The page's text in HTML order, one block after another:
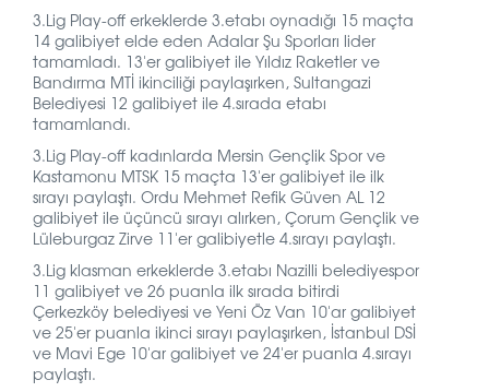
3.Lig Play-off erkeklerde 3.etabı oynadığı 15 maçta
14 galibiyet elde eden Adalar Şu Sporları lider
tamamladı. 13'er galibiyet ile Yıldız Raketler ve
Bandırma MTİ ikinciliği paylaşırken, Sultangazi
Belediyesi 12 galibiyet ile 4.sırada etabı
tamamlandı.
3.Lig Play-off kadınlarda Mersin Gençlik Spor ve
Kastamonu MTSK 15 maçta 13'er galibiyet ile ilk
sırayı paylaştı. Ordu Mehmet Refik Güven AL 12
galibiyet ile üçüncü sırayı alırken, Çorum Gençlik ve
Lüleburgaz Zirve 11'er galibiyetle 4.sırayı paylaştı.
3.Lig klasman erkeklerde 3.etabı Nazilli belediyespor
11 galibiyet ve 26 puanla ilk sırada bitirdi
Çerkezköy belediyesi ve Yeni Öz Van 10'ar galibiyet
ve 25'er puanla ikinci sırayı paylaşırken, İstanbul DSİ
ve Mavi Ege 10'ar galibiyet ve 24'er puanla 4.sırayı
paylaştı.